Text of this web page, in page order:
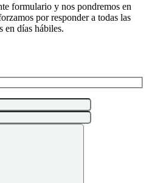
formulario y nos pondremos en
por responder a todas las
en días hábiles.